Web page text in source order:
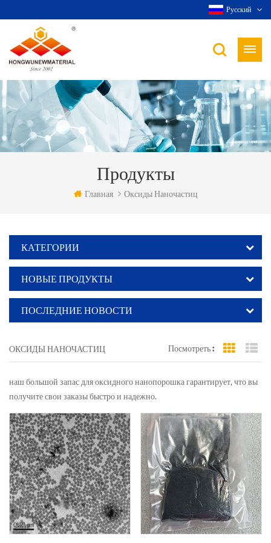
Русский
Продукты
Главная Оксиды Наночастиц
КАТЕГОРИИ
НОВЫЕ ПРОДУКТЫ
ПОСЛЕДНИЕ НОВОСТИ
ОКСИДЫ НАНОЧАСТИЦ Посмотреть : Grid
наш большой запас для оксидного нанопорошка гарантирует, что вы
получите свои заказы быстро и надежно.